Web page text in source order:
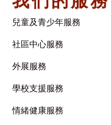
兒童及青少年服務
社區中心服務
外展服務
學校支援服務
情緒健康服務